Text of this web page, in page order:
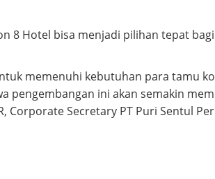
8 Hotel bisa menjadi pilihan tepat
memenuhi kebutuhan para tamu
pengembangan ini akan semakin
Secretary PT Puri Sentul